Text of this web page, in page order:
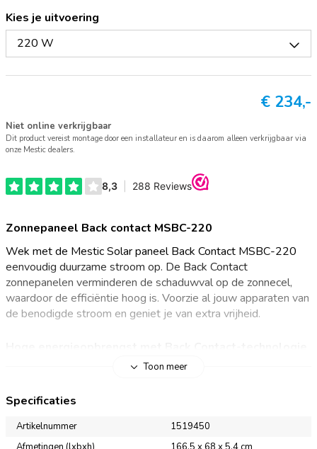
Kies je uitvoering
220 W
€ 234,-
Niet online verkrijgbaar
Dit product vereist montage door een installateur en is daarom alleen verkrijgbaar via
onze Mestic dealers.
Zonnepaneel Back contact MSBC-220
Wek met de Mestic Solar paneel Back Contact MSBC-220
eenvoudig duurzame stroom op. De Back Contact
zonnepanelen verminderen de schaduwval op de zonnecel,
waardoor de efficiëntie hoog is. Voorzie al jouw apparaten van
de benodigde stroom en geniet je van extra vrijheid.
minder afhankelijk van het lichtnet voor elektriciteit op de
kampeerplaats. Bij Back Contact zonnepanelen bevinden de
elektrische contacten zich aan de achterkant van de zonnecel
in plaats van aan de voorzijde. Dit verhoogt de hoeveelheid
Toon meer
Specificaties
Artikelnummer
1519450